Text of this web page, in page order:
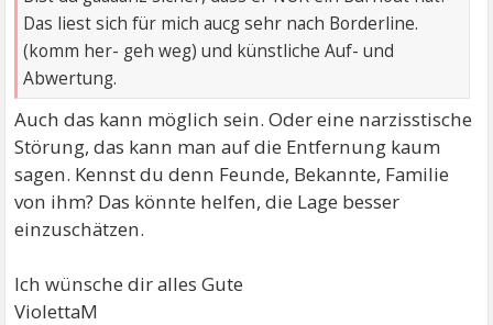
Das liest sich für mich aucg sehr nach Borderline.
(komm her- geh weg) und künstliche Auf- und
Abwertung.
Auch das kann möglich sein. Oder eine narzisstische
Störung, das kann man auf die Entfernung kaum
sagen. Kennst du denn Feunde, Bekannte, Familie
von ihm? Das könnte helfen, die Lage besser
einzuschätzen.
Ich wünsche dir alles Gute
ViolettaM